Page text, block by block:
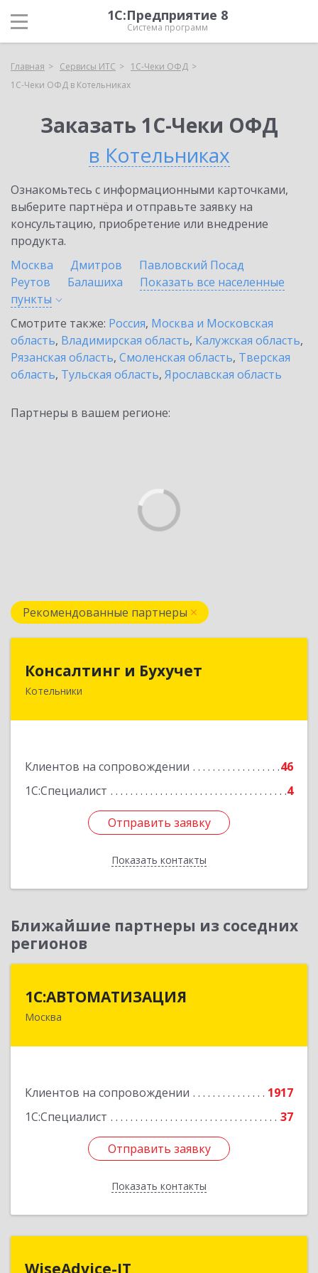
1С:Предприятие 8
Система программ
Главная Сервисы ИТС
1С-Чеки ОФД
1С-Чеки ОФД в Котельниках
Заказать 1С-Чеки ОФД
в Котельниках
Ознакомьтесь с информационными карточками,
выберите партнёра и отправьте заявку на
консультацию, приобретение или внедрение
продукта.
Москва
Дмитров
Павловский Посад
Реутов
Балашиха
Показать все населенные
пункты
Смотрите также: Россия, Москва и Московская
область, Владимирская область, Калужская область,
Рязанская область, Смоленская область, Тверская
область, Тульская область, Ярославская область
Партнеры в вашем регионе:
Рекомендованные партнеры
Консалтинг и Бухучет
Котельники
Клиентов на сопровождении
46
1С:Специалист
4
Отправить заявку
Показать контакты
140054, Московская обл, Котельники г,
Отправить заявку
Назад
Ближайшие партнеры из соседних
регионов
1С:АВТОМАТИЗАЦИЯ
Москва
Клиентов на сопровождении
1917
1С:Специалист
37
Отправить заявку
Показать контакты
111024, Москва г, Энтузиастов 1-я ул, дом №
Отправить заявку
Назад
WiseAdvice-IT